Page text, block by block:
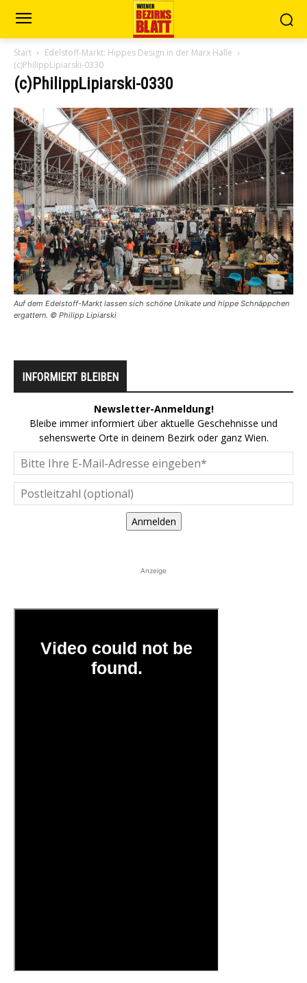
Start
Edelstoff-Markt: Hippes Design in der Marx Halle
(c)PhilippLipiarski-0330
(c)PhilippLipiarski-0330
Auf dem Edelstoff-Markt lassen sich schöne Unikate und hippe Schnäppchen
ergattern. © Philipp Lipiarski
INFORMIERT BLEIBEN
Newsletter-Anmeldung!
Bleibe immer informiert über aktuelle Geschehnisse und
sehenswerte Orte in deinem Bezirk oder ganz Wien.
Anmelden
Anzeige